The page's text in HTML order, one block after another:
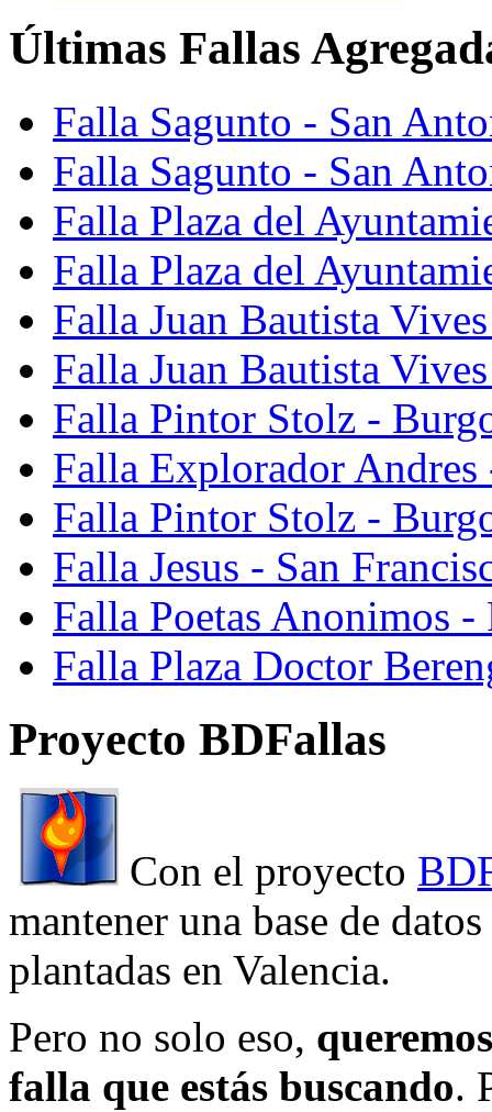
Últimas Fallas
Falla Sagunto - San
Falla Sagunto - San
Falla Plaza del
Falla Plaza del
Falla Juan Bautista
Falla Juan Bautista
Falla Pintor Stolz -
Falla Explorador Andres
Falla Pintor Stolz -
Falla Jesus - San
Falla Poetas Anonimos
Falla Plaza Doctor
Proyecto BDFallas
Con el proyecto
mantener una base de
plantadas en Valencia.
Pero no solo eso,
falla que estás buscando.